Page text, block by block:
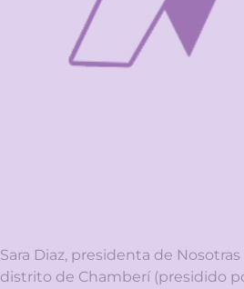
Sara Diaz, presidenta de
distrito de Chamberí (presidido